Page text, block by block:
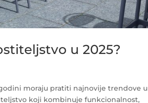
u 2025?
moraju pratiti najnovije trendove u
koji kombinuje funkcionalnost,